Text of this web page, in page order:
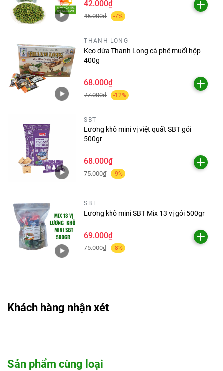
10.5x16cm
Miếng rửa chén giọt nước nhỏ Xơ Mướp Vi Lâm
42.000₫
45.000₫ -7%
THANH LONG
Kẹo dừa Thanh Long cà phê muối hộp
400g
68.000₫
77.000₫ -12%
SBT
Lương khô mini vị việt quất SBT gói
500gr
68.000₫
75.000₫ -9%
SBT
Lương khô mini SBT Mix 13 vị gói 500gr
69.000₫
75.000₫ -8%
Khách hàng nhận xét
Sản phẩm cùng loại